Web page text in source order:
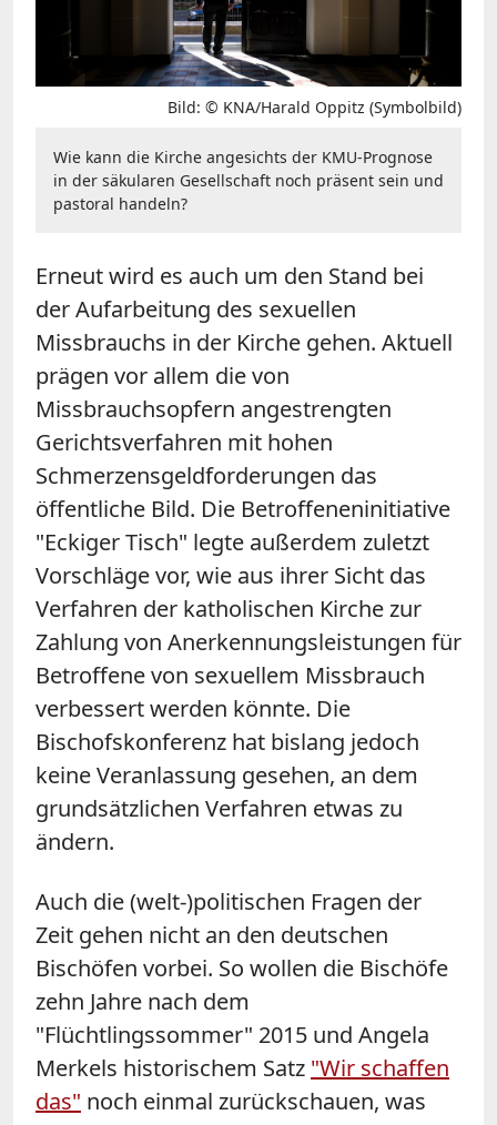
Bild: © KNA/Harald Oppitz (Symbolbild)
Wie kann die Kirche angesichts der KMU-Prognose
in der säkularen Gesellschaft noch präsent sein und
pastoral handeln?
Erneut wird es auch um den Stand bei
der Aufarbeitung des sexuellen
Missbrauchs in der Kirche gehen. Aktuell
prägen vor allem die von
Missbrauchsopfern angestrengten
Gerichtsverfahren mit hohen
Schmerzensgeldforderungen das
öffentliche Bild. Die Betroffeneninitiative
"Eckiger Tisch" legte außerdem zuletzt
Vorschläge vor, wie aus ihrer Sicht das
Verfahren der katholischen Kirche zur
Zahlung von Anerkennungsleistungen für
Betroffene von sexuellem Missbrauch
verbessert werden könnte. Die
Bischofskonferenz hat bislang jedoch
keine Veranlassung gesehen, an dem
grundsätzlichen Verfahren etwas zu
ändern.
Auch die (welt-)politischen Fragen der
Zeit gehen nicht an den deutschen
Bischöfen vorbei. So wollen die Bischöfe
zehn Jahre nach dem
"Flüchtlingssommer" 2015 und Angela
Merkels historischem Satz "Wir schaffen
das" noch einmal zurückschauen, was